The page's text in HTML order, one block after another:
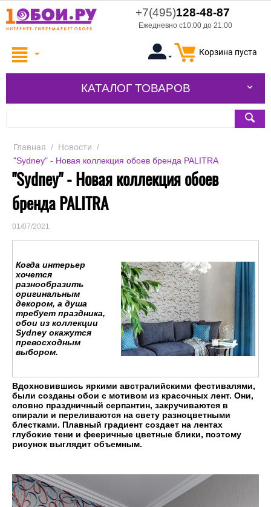
+7(495)128-48-87
Ежедневно с10:00 до 21:00
Корзина пуста
КАТАЛОГ ТОВАРОВ
Главная / Новости /
"Sydney" - Новая коллекция обоев бренда PALITRA
"Sydney" - Новая коллекция обоев
бренда PALITRA
01/07/2021
Когда интерьер
хочется
разнообразить
оригинальным
декором, а душа
требует праздника,
обои из коллекции
Sydney окажутся
превосходным
выбором.
Вдохновившись яркими австралийскими фестивалями,
были созданы обои с мотивом из красочных лент. Они,
словно праздничный серпантин, закручиваются в
спирали и переливаются на свету разноцветными
блестками. Плавный градиент создает на лентах
глубокие тени и фееричные цветные блики, поэтому
рисунок выглядит объемным.